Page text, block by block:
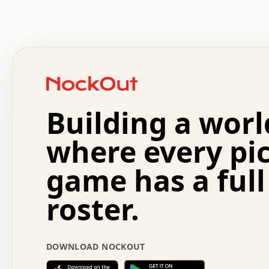
.   +   .   .   o   .   .   .   .   .   .   :   .
.   .   .   o   .   .   .   .   .   .   .   .   x   .
.   .   .   .   +   .   .   .   .   .   .   .   +
.   :   .   .   .   .   .   .   .   .   o   .   .
.   .   .   x   .   .   .   .   .   .   :   .   .   o
.   .   .   .   :   .   .   .   .   o   .   .   .
+   .   .   :   .   .   .   .   .   .   .   .   .
.   .   .   .   .   .   .   :   .   .   .   .   .
.   .   .   .   .   .   .   +   .   .   x   .   .
.   .   .   .   .   :   +   .   .   .   .   .   o
.   .   .   .   .   .   .   .   .   .   .   .   .
.   o   .   .   .   .   x   .   .   .   .   .   .
:   .   .   .   .   .   .   .   .   .   +   .   .   .
Building a
where every
game has a full
roster.
DOWNLOAD NOCKOUT